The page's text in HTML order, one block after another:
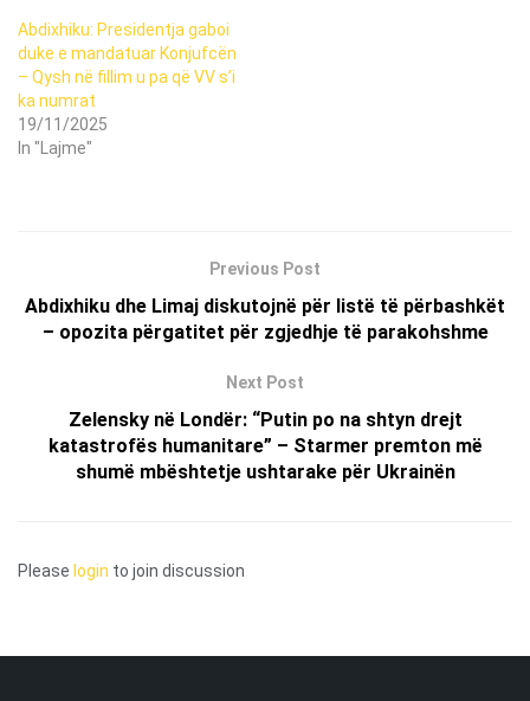
Abdixhiku: Presidentja gaboi
duke e mandatuar Konjufcën
– Qysh në fillim u pa që VV s’i
ka numrat
19/11/2025
In "Lajme"
Previous Post
Abdixhiku dhe Limaj diskutojnë për listë të përbashkët
– opozita përgatitet për zgjedhje të parakohshme
Next Post
Zelensky në Londër: “Putin po na shtyn drejt
katastrofës humanitare” – Starmer premton më
shumë mbështetje ushtarake për Ukrainën
Please login to join discussion